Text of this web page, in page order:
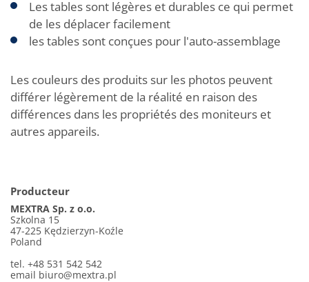
Les tables sont légères et durables ce qui permet
de les déplacer facilement
les tables sont conçues pour l'auto-assemblage
Les couleurs des produits sur les photos peuvent
différer légèrement de la réalité en raison des
différences dans les propriétés des moniteurs et
autres appareils.
Producteur
MEXTRA Sp. z o.o.
Szkolna 15
47-225 Kędzierzyn-Koźle
Poland
tel. +48 531 542 542
email biuro@mextra.pl